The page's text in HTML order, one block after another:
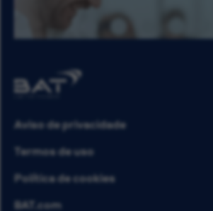
Aviso de privacidade
Termos de uso
Política de cookies
BAT.com